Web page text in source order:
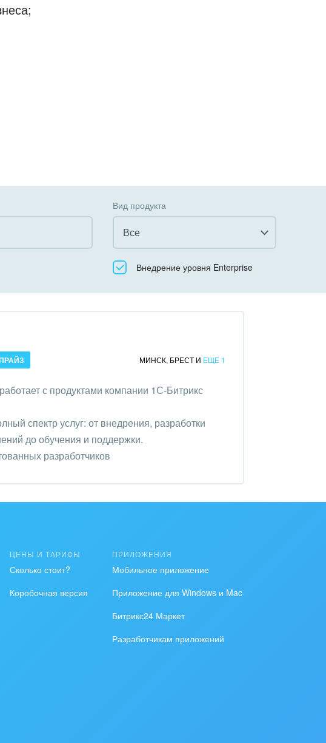
Вид продукта
Все
Все
Коробочная версия
Внедрение уровня Enterprise
МИНСК, БРЕСТ И ЕЩЕ 1
с продуктами компании 1С-Битрикс
спектр услуг: от внедрения, разработки
до обучения и поддержки.
разработчиков
ЦЕНЫ И ТАРИФЫ
Сколько стоит?
Коробочная версия
ПРИЛОЖЕНИЯ
Мобильное приложение
Приложение для Windows и Mac
Битрикс24 Маркет
Разработчикам приложений